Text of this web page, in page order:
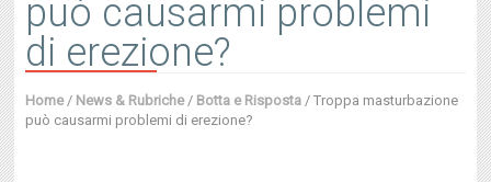
può causarmi problemi
di erezione?
Home / News & Rubriche / Botta e Risposta /Troppa masturbazione
può causarmi problemi di erezione?